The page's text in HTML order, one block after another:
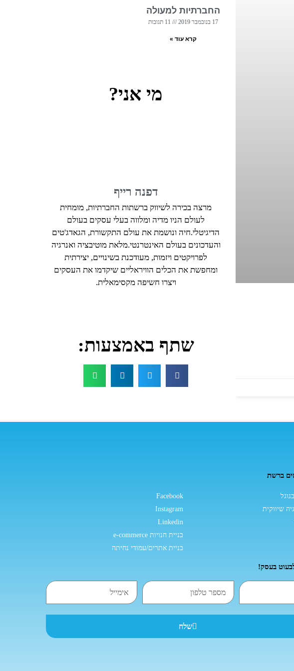
החברתיות למעולה
17 בנובמבר 2019 11 תגובות
קרא עוד »
מי אני?
דפנה רייף
מרצה בכירה לשיווק ברשתות החברתיות, מומחית
לעולם הניו מדיה ומלווה בעלי עסקים בעולם
הדיגיטלי.חיה ונושמת את עולם התקשורת, הגאדג'טים
והעדכונים בעולם האינטרנטי.מלאת מוטיבציה ואנרגיה
לפרויקטים ויזמות, מעודכנת בשינויים, יצירתית
ומחפשת את הכלים הוויראליים שיקדמו את העסקים
ויצרו חשיפה מקסימאלית.
שתף באמצעות:
ברשת
שיווקית
Facebook
Instagram
Linkedin
בניית חנויות e-commerce
בניית אתרים/עמודי נחיתה
בעסק!
שלח